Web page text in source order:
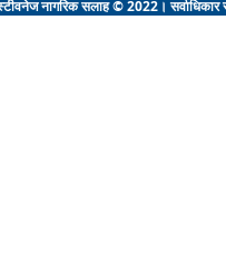
नागरिक सलाह © 2022। सर्वाधिकार